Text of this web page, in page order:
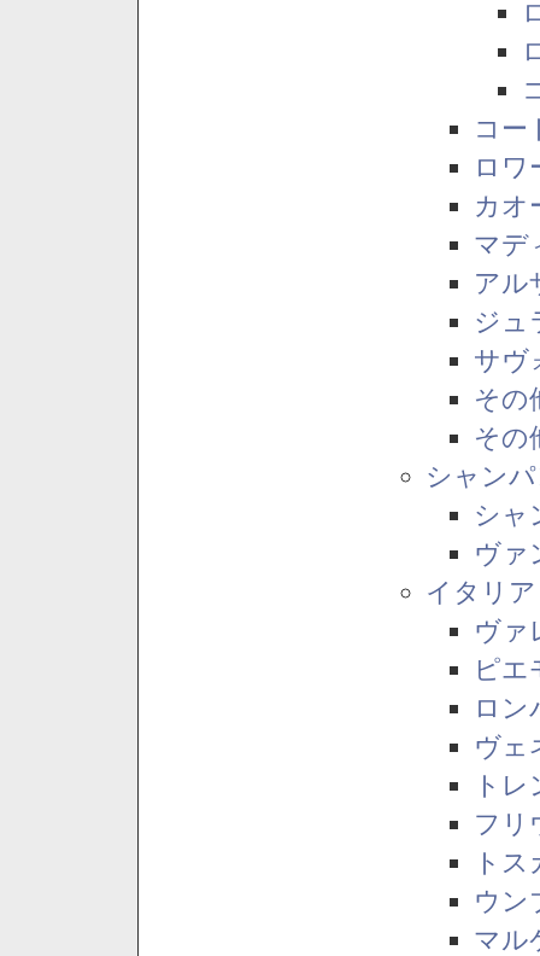
コー
ロワ
カオ
マデ
アル
ジュ
サヴ
その
その
シャン
シャ
ヴァ
イタリア
ヴァ
ピエ
ロン
ヴェ
ト
フリ
ト
ウン
マル